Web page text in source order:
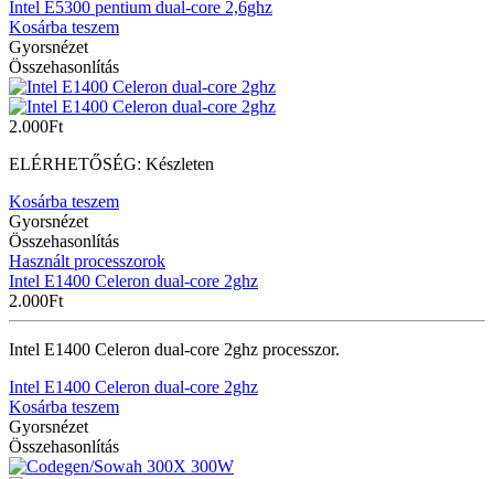
Intel E5300 pentium dual-core 2,6ghz
Kosárba teszem
Gyorsnézet
Összehasonlítás
2.000Ft
ELÉRHETŐSÉG: Készleten
Kosárba teszem
Gyorsnézet
Összehasonlítás
Használt processzorok
Intel E1400 Celeron dual-core 2ghz
2.000Ft
Intel E1400 Celeron dual-core 2ghz processzor.
Intel E1400 Celeron dual-core 2ghz
Kosárba teszem
Gyorsnézet
Összehasonlítás